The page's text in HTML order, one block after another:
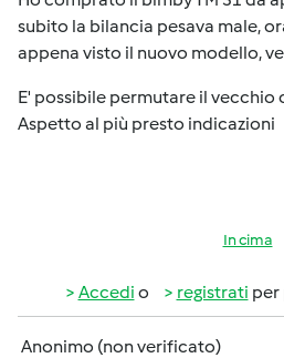
subito la bilancia pesava male,
appena visto il nuovo modello,
E' possibile permutare il vecchio
Aspetto al più presto indicazioni
In cima
Accedi o registrati per
Anonimo (non verificato)